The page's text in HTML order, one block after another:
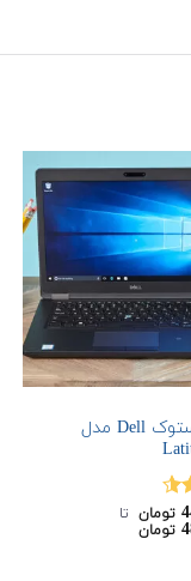
لپ‌تاپ استوک Dell مدل
تومان ‌ تا ‌
تومان